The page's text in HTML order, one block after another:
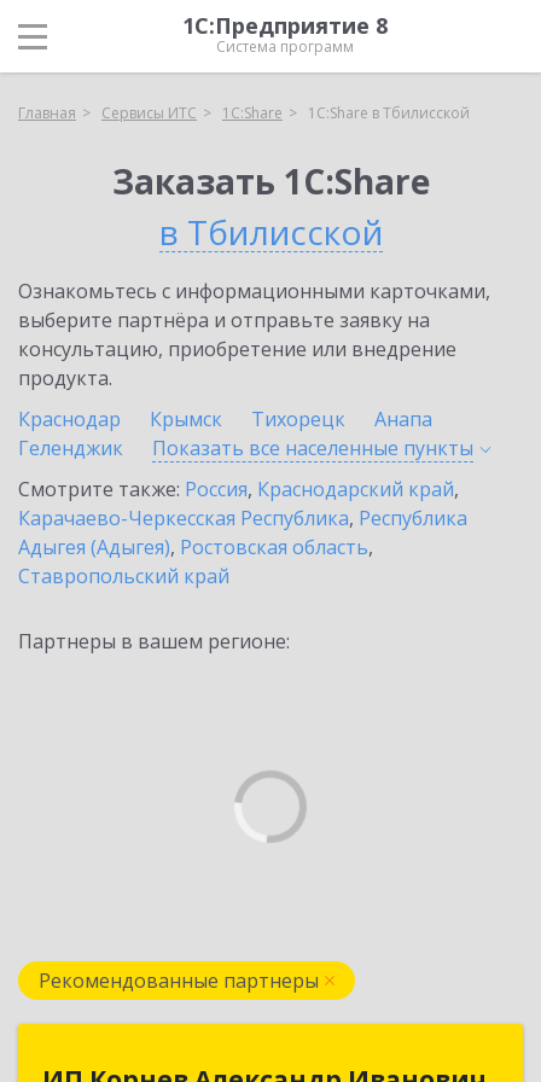
1С:Предприятие 8
Система программ
Главная Сервисы ИТС 1С:Share 1С:Share в Тбилисской
Заказать 1С:Share
в Тбилисской
Ознакомьтесь с информационными карточками,
выберите партнёра и отправьте заявку на
консультацию, приобретение или внедрение
продукта.
Краснодар
Крымск Тихорецк
Анапа
Геленджик
Показать все населенные пункты
Смотрите также: Россия, Краснодарский край,
Карачаево-Черкесская Республика, Республика
Адыгея (Адыгея), Ростовская область,
Ставропольский край
Партнеры в вашем регионе:
Рекомендованные партнеры